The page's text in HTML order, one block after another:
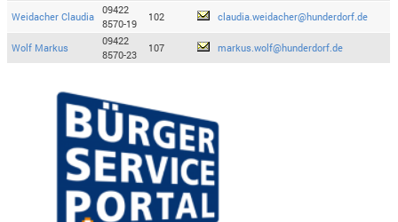
Weidacher Claudia
09422
8570-19
102 claudia.weidacher@hunderdorf.de
Wolf Markus
09422
8570-23
107 markus.wolf@hunderdorf.de